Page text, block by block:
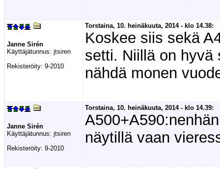
Janne Sirén
Käyttäjätunnus: jtsiren
Rekisteröity: 9-2010
Torstaina, 10. heinäkuuta, 2014 - klo 14.38:
Koskee siis sekä
setti. Niillä on hyvä
nähdä monen
Janne Sirén
Käyttäjätunnus: jtsiren
Rekisteröity: 9-2010
Torstaina, 10. heinäkuuta, 2014 - klo 14.39:
näytillä vaan